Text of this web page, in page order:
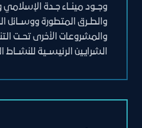
وجــود مينــاء جــدة الإسلامي
والطــرق المتطورة ووســائل
والمشروعات الأخرى تحــت
الشرايين الرئيســية للنشــاط